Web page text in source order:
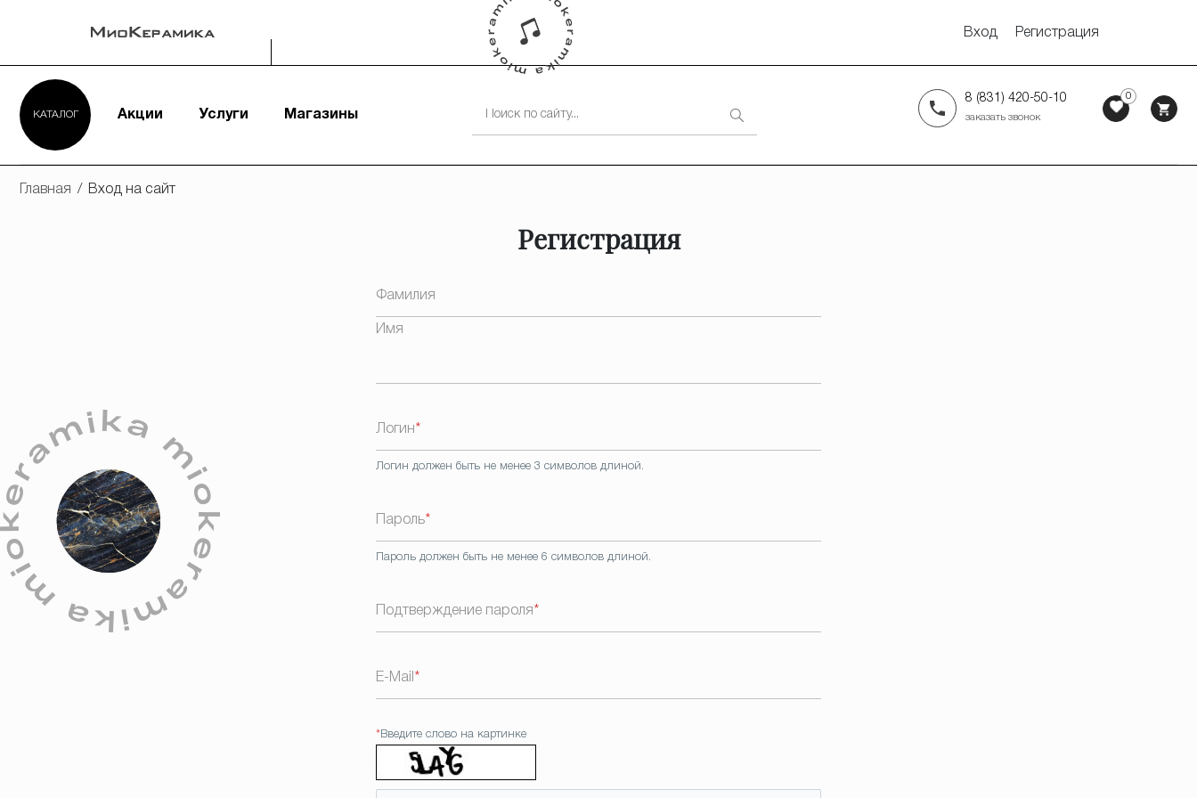
Вход Регистрация
КАТАЛОГ Акции Услуги Магазины
8 (831) 420-50-10
заказать звонок
0
Главная / Вход на сайт
Регистрация
Фамилия
Имя
Логин *
Логин должен быть не менее 3 символов длиной.
Пароль*
Пароль должен быть не менее 6 символов длиной.
Подтверждение пароля *
E-Mail *
*Введите слово на картинке